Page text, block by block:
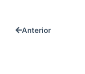
Anterior